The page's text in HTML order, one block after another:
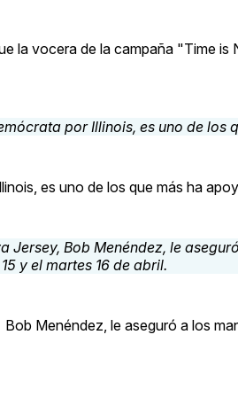
la vocera de la campaña "Time is
es uno de los que más ha
Menéndez, le aseguró a los